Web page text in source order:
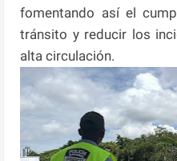
fomentando así el
tránsito y reducir los
alta circulación.